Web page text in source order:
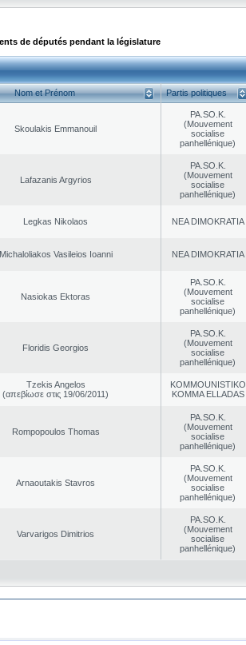
de députés pendant la législature
Nom et Prénom Partis politiques
Skoulakis Emmanouil
PA.SO.K.
(Mouvement
socialise
panhellénique)
Lafazanis Argyrios
PA.SO.K.
(Mouvement
socialise
panhellénique)
Legkas Nikolaos NEA DΙMOKRATIA
Michaloliakos Vasileios Ioanni NEA DΙMOKRATIA
Nasiokas Ektoras
PA.SO.K.
(Mouvement
socialise
panhellénique)
Floridis Georgios
PA.SO.K.
(Mouvement
socialise
panhellénique)
Tzekis Angelos
(απεβίωσε στις 19/06/2011)
KOMMOUNISTIKO
KOMMA ELLADAS
Rompopoulos Thomas
PA.SO.K.
(Mouvement
socialise
panhellénique)
Arnaoutakis Stavros
PA.SO.K.
(Mouvement
socialise
panhellénique)
Varvarigos Dimitrios
PA.SO.K.
(Mouvement
socialise
panhellénique)